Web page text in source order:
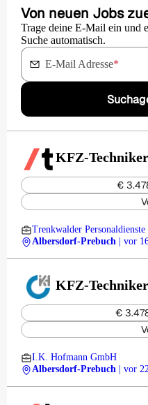
Von neuen Jobs
Trage deine E-Mail ein und
Suche automatisch.
E-Mail Adresse*
KFZ-Techniker
€
Trenkwalder
Albersdorf-Prebuch
| vor
KFZ-Techniker
€
I.K. Hofmann GmbH
Albersdorf-Prebuch
| vor